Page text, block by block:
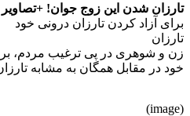
تارزان شدن این زوج جوان! +تصاویر
برای آزاد کردن تارزان درونی خود
تارزان
زن و شوهری در پی ترغیب مردم،
خود در مقابل همگان به مشابه
(image)